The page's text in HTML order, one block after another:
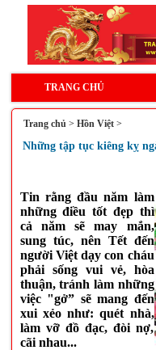
TRANG CHỦ
Trang chủ > Hồn Việt>
Những tập tục kiêng kỵ
Tin rằng đầu năm làm
những điều tốt đẹp thì
cả năm sẽ may mắn,
sung túc, nên Tết đến
người Việt dạy con cháu
phải sống vui vẻ, hòa
thuận, tránh làm những
việc "gở” sẽ mang đến
xui xẻo như: quét nhà,
làm vỡ đồ đạc, đòi nợ,
cãi nhau...